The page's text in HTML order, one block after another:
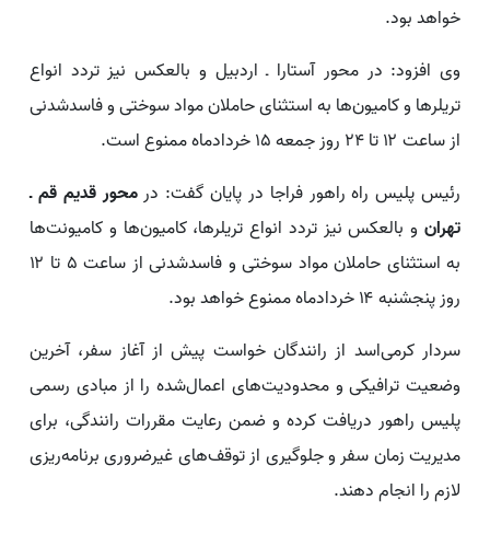
خواهد بود.
وی افزود: در محور آستارا ـ اردبیل و بالعکس نیز تردد انواع
تریلرها و کامیون‌ها به استثنای حاملان مواد سوختی و فاسدشدنی
از ساعت ۱۲ تا ۲۴ روز جمعه ۱۵ خردادماه ممنوع است.
رئیس پلیس راه راهور فراجا در پایان گفت: درمحور قدیم قم ـ
تهران و بالعکس نیز تردد انواع تریلرها، کامیون‌ها و کامیونت‌ها
به استثنای حاملان مواد سوختی و فاسدشدنی از ساعت ۵ تا ۱۲
روز پنجشنبه ۱۴ خردادماه ممنوع خواهد بود.
سردار کرمی‌اسد از رانندگان خواست پیش از آغاز سفر، آخرین
وضعیت ترافیکی و محدودیت‌های اعمال‌شده را از مبادی رسمی
پلیس راهور دریافت کرده و ضمن رعایت مقررات رانندگی، برای
مدیریت زمان سفر و جلوگیری از توقف‌های غیرضروری برنامه‌ریزی
لازم را انجام دهند.